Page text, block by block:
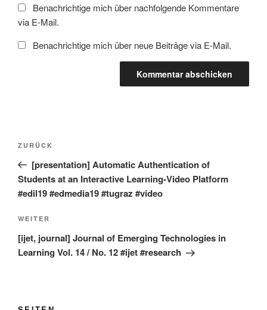
Benachrichtige mich über nachfolgende Kommentare
via E-Mail.
Benachrichtige mich über neue Beiträge via E-Mail.
Beitragsnavigation
Vorheriger
Beitrag
ZURÜCK
[presentation] Automatic Authentication of
Students at an Interactive Learning-Video Platform
#edil19 #edmedia19 #tugraz #video
Nächster
Beitrag
WEITER
[ijet, journal] Journal of Emerging Technologies in
Learning Vol. 14 / No. 12 #ijet #research